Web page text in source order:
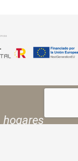
hogares